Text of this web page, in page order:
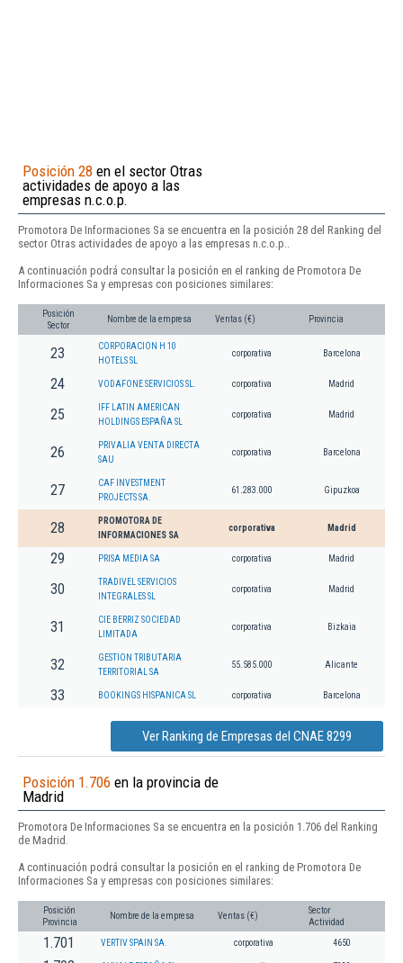
Posición 28 en el sector Otras
actividades de apoyo a las
empresas n.c.o.p.
Promotora De Informaciones Sa se encuentra en la posición 28 del Ranking del
sector Otras actividades de apoyo a las empresas n.c.o.p..
A continuación podrá consultar la posición en el ranking de Promotora De
Informaciones Sa y empresas con posiciones similares:
Posición
Sector
Nombre de la empresa Ventas (€) Provincia
23
CORPORACION H 10
HOTELS SL
corporativa Barcelona
24 VODAFONE SERVICIOS SL. corporativa Madrid
25
IFF LATIN AMERICAN
HOLDINGS ESPAÑA SL
corporativa Madrid
26
PRIVALIA VENTA DIRECTA
SAU
corporativa Barcelona
27
CAF INVESTMENT
PROJECTS SA.
61.283.000 Gipuzkoa
28
PROMOTORA DE
INFORMACIONES SA
corporativa Madrid
29 PRISA MEDIA SA corporativa Madrid
30
TRADIVEL SERVICIOS
INTEGRALES SL
corporativa Madrid
31
CIE BERRIZ SOCIEDAD
LIMITADA
corporativa Bizkaia
32
GESTION TRIBUTARIA
TERRITORIAL SA
55.585.000 Alicante
33 BOOKINGS HISPANICA SL corporativa Barcelona
Ver Ranking de Empresas del CNAE 8299
Posición 1.706 en la provincia de
Madrid
Promotora De Informaciones Sa se encuentra en la posición 1.706 del Ranking
de Madrid.
A continuación podrá consultar la posición en el ranking de Promotora De
Informaciones Sa y empresas con posiciones similares:
Posición
Provincia
Nombre de la empresa Ventas (€)
Sector
Actividad
1.701 VERTIV SPAIN SA. corporativa 4650